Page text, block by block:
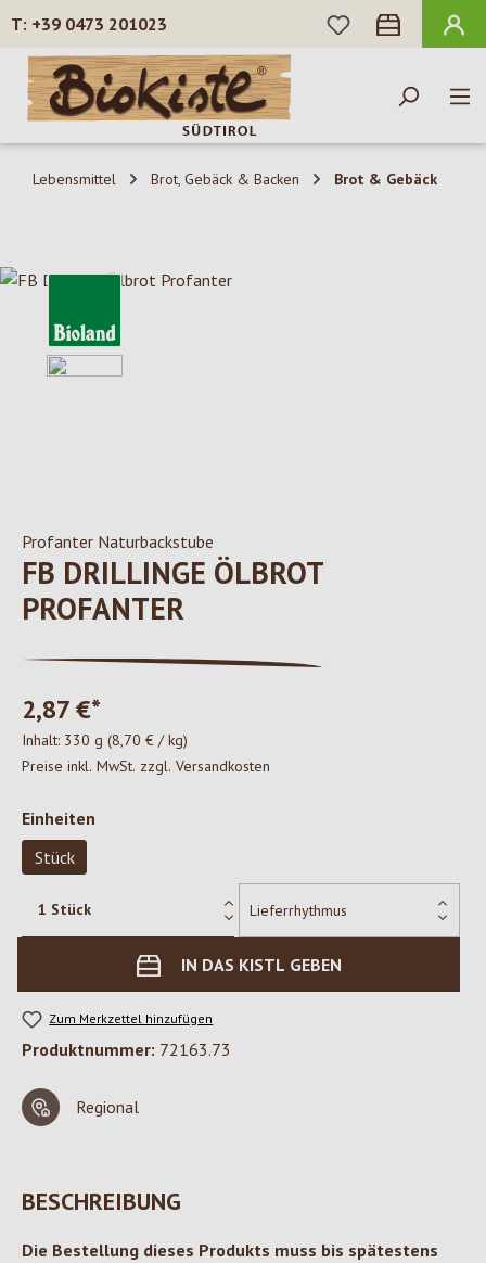
Zum Hauptinhalt springen
+39 0473 201023
DU HAST 0
Lebensmittel Brot, Gebäck & Backen Brot & Gebäck
Bildergalerie überspringen
Profanter Naturbackstube
FB DRILLINGE ÖLBROT
PROFANTER
2,87 €*
Inhalt: 330 g (8,70 € / kg)
Preise inkl. MwSt. zzgl. Versandkosten
Einheiten
Stück
IN DAS KISTL GEBEN
Zum Merkzettel hinzufügen
Produktnummer: 72163.73
Regional
BESCHREIBUNG
Die Bestellung dieses Produkts muss bis spätestens